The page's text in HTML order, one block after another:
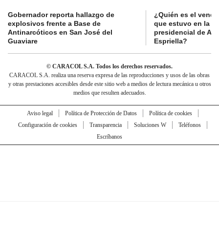
Gobernador reporta hallazgo de
explosivos frente a Base de
Antinarcóticos en San José del
Guaviare
¿Quién es el
que estuvo en la
presidencial de
Espriella?
© CARACOL S.A. Todos los derechos reservados.
CARACOL S.A. realiza una reserva expresa de las reproducciones y usos de las obras
y otras prestaciones accesibles desde este sitio web a medios de lectura mecánica u otros
medios que resulten adecuados.
Aviso legal Política de Protección de Datos
Política de cookies
Configuración de cookies
Transparencia Soluciones W
Teléfonos
Escríbanos